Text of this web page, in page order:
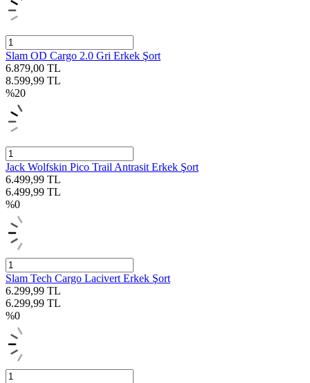
Slam OD Cargo 2.0 Gri Erkek Şort
6.879,00 TL
8.599,99 TL
%20
Jack Wolfskin Pico Trail Antrasit Erkek Şort
6.499,99 TL
6.499,99 TL
%0
Slam Tech Cargo Lacivert Erkek Şort
6.299,99 TL
6.299,99 TL
%0